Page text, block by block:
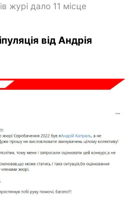
журі дало 11 місце
від Андрія